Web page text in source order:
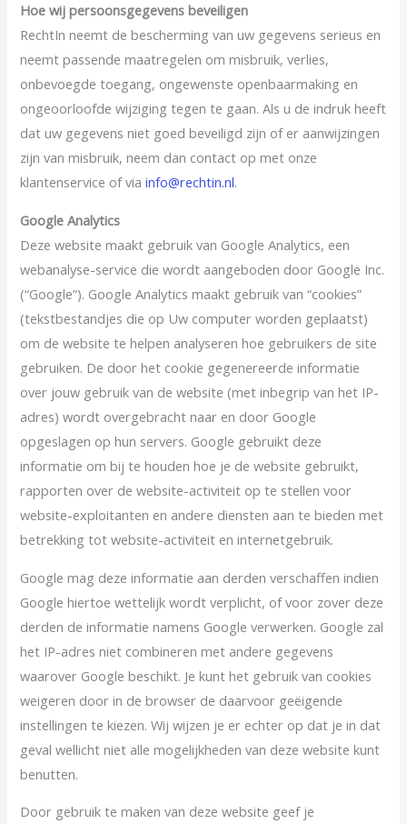
Hoe wij persoonsgegevens beveiligen
RechtIn neemt de bescherming van uw gegevens serieus en
neemt passende maatregelen om misbruik, verlies,
onbevoegde toegang, ongewenste openbaarmaking en
ongeoorloofde wijziging tegen te gaan. Als u de indruk heeft
dat uw gegevens niet goed beveiligd zijn of er aanwijzingen
zijn van misbruik, neem dan contact op met onze
klantenservice of viainfo@rechtin.nl.
Google Analytics
Deze website maakt gebruik van Google Analytics, een
webanalyse-service die wordt aangeboden door Google Inc.
(“Google”). Google Analytics maakt gebruik van “cookies”
(tekstbestandjes die op Uw computer worden geplaatst)
om de website te helpen analyseren hoe gebruikers de site
gebruiken. De door het cookie gegenereerde informatie
over jouw gebruik van de website (met inbegrip van het IP-
adres) wordt overgebracht naar en door Google
opgeslagen op hun servers. Google gebruikt deze
informatie om bij te houden hoe je de website gebruikt,
rapporten over de website-activiteit op te stellen voor
website-exploitanten en andere diensten aan te bieden met
betrekking tot website-activiteit en internetgebruik.
Google mag deze informatie aan derden verschaffen indien
Google hiertoe wettelijk wordt verplicht, of voor zover deze
derden de informatie namens Google verwerken. Google zal
het IP-adres niet combineren met andere gegevens
waarover Google beschikt. Je kunt het gebruik van cookies
weigeren door in de browser de daarvoor geëigende
instellingen te kiezen. Wij wijzen je er echter op dat je in dat
geval wellicht niet alle mogelijkheden van deze website kunt
benutten.
Door gebruik te maken van deze website geef je